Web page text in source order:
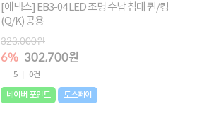
[에넥스] EB3-04 LED 조명 수납 침대 퀸/킹
(Q/K) 공용
323,000원
6% 302,700원
5 0건
네이버 포인트 토스페이